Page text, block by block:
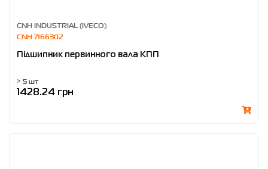
CNH INDUSTRIAL (IVECO)
CNH 7166302
Підшипник первинного вала КПП
> 5 шт
1428.24 грн